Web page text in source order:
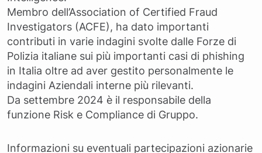
Membro dell’Association of Certified Fraud
Investigators (ACFE), ha dato importanti
contributi in varie indagini svolte dalle Forze di
Polizia italiane sui più importanti casi di phishing
in Italia oltre ad aver gestito personalmente le
indagini Aziendali interne più rilevanti.
Da settembre 2024 è il responsabile della
funzione Risk e Compliance di Gruppo.
Informazioni su eventuali partecipazioni azionarie